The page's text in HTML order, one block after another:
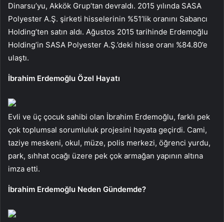
Dinarsu’yu, Akkök Grup’tan devraldı. 2015 yılında SASA
Polyester A.Ş. şirketi hisselerinin %51’lik oranını Sabancı
Holding’ten satın aldı. Ağustos 2015 tarihinde Erdemoğlu
Holding’in SASA Polyester A.Ş.’deki hisse oranı %84.80’e
ulaştı.
İbrahim Erdemoğlu Özel Hayatı
Evli ve üç çocuk sahibi olan İbrahim Erdemoğlu, farklı pek
çok toplumsal sorumluluk projesini hayata geçirdi. Cami,
taziye meskeni, okul, müze, polis merkezi, öğrenci yurdu,
park, sıhhat ocağı üzere pek çok armağan yapının altına
imza etti.
İbrahim Erdemoğlu Neden Gündemde?